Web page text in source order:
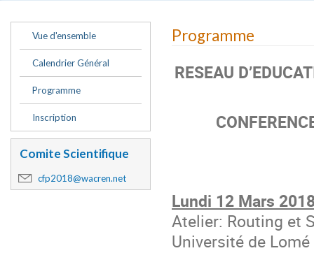
Event
menu
Vue d'ensemble
Calendrier Général
Programme
Inscription
Comite Scientifique
cfp2018@wacren.net
Programme
RESEAU
Lundi 12 Mars
Atelier: Routing et
Université de Lomé